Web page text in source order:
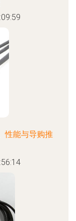
性能与导购推